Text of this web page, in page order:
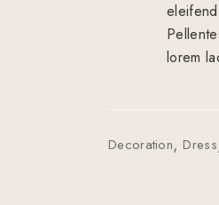
lorem
Decoration Dress